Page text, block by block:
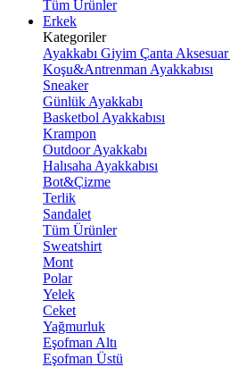
Tüm Ürünler
Erkek
Kategoriler
Ayakkabı Giyim Çanta Aksesuar
Koşu&Antrenman Ayakkabısı
Sneaker
Günlük Ayakkabı
Basketbol Ayakkabısı
Krampon
Outdoor Ayakkabı
Halısaha Ayakkabısı
Bot&Çizme
Terlik
Sandalet
Tüm Ürünler
Sweatshirt
Mont
Polar
Yelek
Ceket
Yağmurluk
Eşofman Altı
Eşofman Üstü